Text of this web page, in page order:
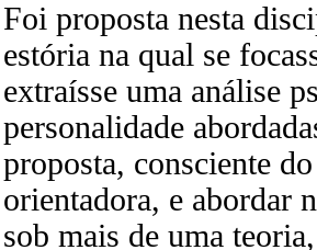
Foi proposta nesta
estória na qual se
extraísse uma análise
personalidade
proposta, consciente
orientadora, e abordar
sob mais de uma